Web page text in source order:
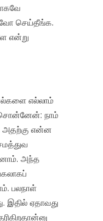
செய்தீங்க.
என்று
எல்லாம்
நாம்
அதற்கு என்ன
அந்த
பலநாள்
இதில் ஏதாவது